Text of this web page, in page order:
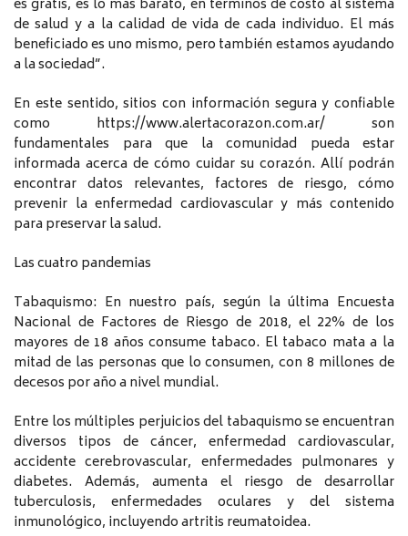
es gratis, es lo más barato, en términos de costo al sistema
de salud y a la calidad de vida de cada individuo. El más
beneficiado es uno mismo, pero también estamos ayudando
a la sociedad”.
En este sentido, sitios con información segura y confiable
como https://www.alertacorazon.com.ar/ son
fundamentales para que la comunidad pueda estar
informada acerca de cómo cuidar su corazón. Allí podrán
encontrar datos relevantes, factores de riesgo, cómo
prevenir la enfermedad cardiovascular y más contenido
para preservar la salud.
Las cuatro pandemias
Tabaquismo: En nuestro país, según la última Encuesta
Nacional de Factores de Riesgo de 2018, el 22% de los
mayores de 18 años consume tabaco. El tabaco mata a la
mitad de las personas que lo consumen, con 8 millones de
decesos por año a nivel mundial.
Entre los múltiples perjuicios del tabaquismo se encuentran
diversos tipos de cáncer, enfermedad cardiovascular,
accidente cerebrovascular, enfermedades pulmonares y
diabetes. Además, aumenta el riesgo de desarrollar
tuberculosis, enfermedades oculares y del sistema
inmunológico, incluyendo artritis reumatoidea.